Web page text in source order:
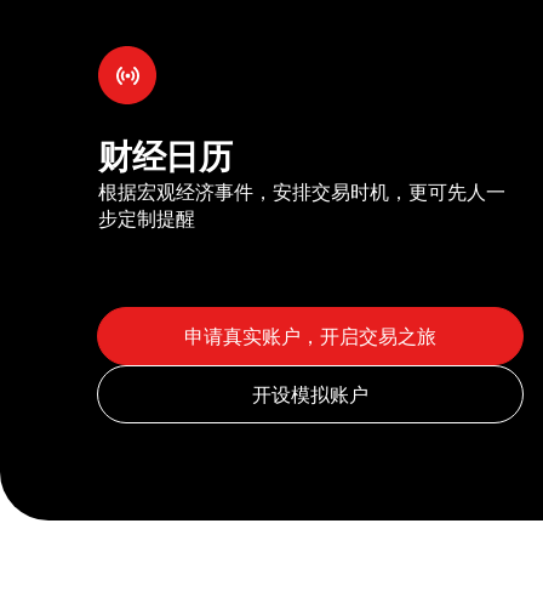
财经日历
根据宏观经济事件，安排交易时机，更可先人一
步定制提醒